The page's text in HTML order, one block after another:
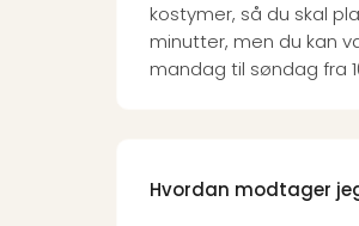
kostymer, så du skal
minutter, men du kan
mandag til søndag fra
Hvordan modtager